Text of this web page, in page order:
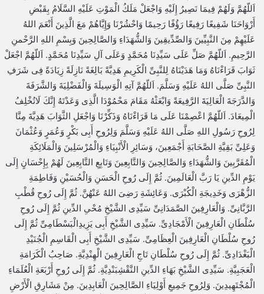
اَللّهُمَّ وَلَهُمْ فِيمَا نَصِيرُ إِلَيْهِ وَاجْعَلْ مَلَكُ الْمَوْتِ عَلَيْهِ السَّلَامُ بِقَبْضِ
أَرْوَاحَنَا شَفِيعًا رَفِيعًا رَؤُفًا رَحِيمًا وَاحْشُرْنَا وَإِيَّاهُمْ مَعَ الَّذِينَ أَنْعَمَ اللهُ
عَلَيْهِمْ مِنَ النَّبِيِّينَ وَالصِّدِّيقِينَ وَالشُّهَدَاءِ وَالصَّالِحِينَ وَبِسْمِ اللهِ الرَّحْمنِ
الرَّحِيمِ. اَللّهُمَّ صَلِّ عَلَى سَيِّدِنَا مُحَمَّدٍ وَعَلَى آلِ سَيِّدِنَا مُحَمَّدٍ. اَللّهُمَّ اجْعَلْ
ثَوَابَ قَرَاءْنَاهُ وَمَا هَدَيْنَاهُ لِلنَّبِىِّ الْكَرِيمِ هَدِيَّةً بَالِغَةً نَازِلَةً زِيَادَةً فِى شَرَفِ
النَّبِىِّ صَلَّى اللهُ عَلَيْهِ وَسَلَّمَ. اَللّهُمَّ آتِهِ الْوَسِيلَةَ وَالْفَضْلِيَةَ وَالشَّرَفَةَ
وَالدَّرَجَةَ الْعَالِيَةَ الرَّفِيعَةً وَابْعَثْهُ مَقَامَ مَحْمُوْدَا الَّذِى وَعَدْتَهُ إِنَّكَ لَاتُخْلِفُ
الْمِيعَادَ. اَللّهُمَّ اعْصِمْنَا عَلَى مَا قَرَاءْنَاهُ وَذَكِّرْنَا وَاجْعَلِ الثَّوَابَ هَدِيَّةَ مِنَّا
لِرُوحِ رَسُولِ اللهِ صَلَّى اللهُ عَلَيْهِ وَسَلَّمَ وَلِرُوحِ أَبِى بَكْرٍ وَعُمَرٍ وَعُثْمَانَ
وَعَلِىِّ بَقِيَّةِ الصَّحَابَةِ أَجْمَعِينَ، وَسَائِرِ الْأَنْبِيَاءِ وَالْمُرْسَلِينَ وَالْمَلَائِكَةِ
الْمُقَرَّبِينَ وَالشُّهَدَاءِ وَالصَّالِحِينَ وَالتَّابِعِينَ وَتَابِعِ التَّابِعِينَ لَهُمْ بِإِحْسَانٍ إِلَى
يَوْمِ الدِّينِ يَا رَبَّ الْعَالَمِينَ. ثُمَّ إِلَى رُوحِ الْحَسَنِ وَالْحُسَيْنِ وَفَاطِمَةِ
الزُّهْرَى وَخَدِيجَةِ الْكُبْرَى. وَعَائِشَةِ رَضِىَ اللهُ عَنْهُنَّ. ثُمَّ إِلَى رُوحِ قُطْبِ
الرَّبَّانِىِّ. وَالْعَارِفِينَ الصَّمَدَانِىِّ سَيِّدِى الشَّيْخِ مُحْىِ الدِّينِ ثُمَّ إِلَى رُوحِ
سُلْطَانِ الْعَارِفِينَ الْأَمْجَادِىِّ. سَيِّدِى الشَّيْخِ أَبِى يَزِيدِالْبَسْطَامِىِّ ثُمَّ إِلَى
رُوحِ سُلْطَانِ الْعَارِفِينَ الْعِظَامِىِّ. سَيِّدِى الشَّيْخِ أَبِى الْقَاسِمِ الْجُنَيْدِ
الْبَغْدَادِىِّ. ثُمَّ إِلَى رُوحِ سُلْطَانِ تَاجِ الْعَارِفِينَ الْهِنْدِيَّةِ. صَاحِبُ الْكَرَامَةِ
الْعَجَبِيَّةِ. سَيِّدِى الشَّيْخِ بَهَاءِ الدِّينِ النَّقْشِبَنْدِيَّةِ. ثُمَّ إِلَى رُوحِ أَرْبَعَةِ الْعُلَمَاءِ
الْمُجْتَهِيدِينَ. وَلِرُوحِ جَمِيعِ أَوْلِيَاءِ الصَّالِحِينَ الْعَابِدِينَ. مِنْ مَشَارِقِ الْأَرْضِ